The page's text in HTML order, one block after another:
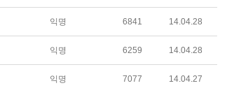
익명 6841 14.04.28
익명 6259 14.04.28
익명 7077 14.04.27